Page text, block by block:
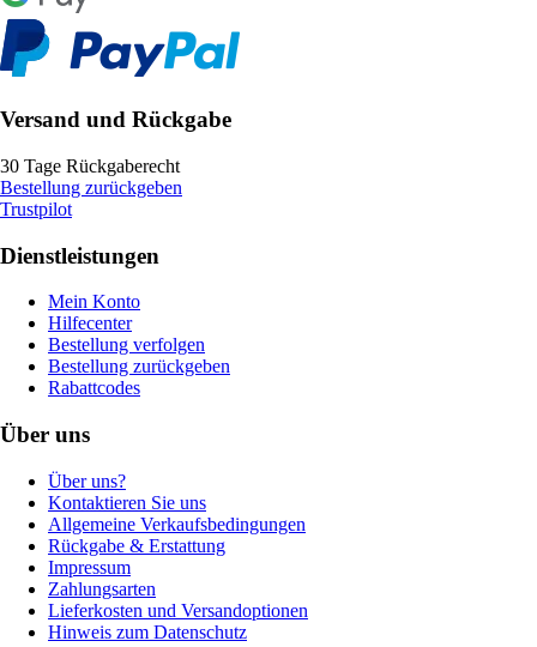
Versand und Rückgabe
30 Tage Rückgaberecht
Bestellung zurückgeben
Trustpilot
Dienstleistungen
Mein Konto
Hilfecenter
Bestellung verfolgen
Bestellung zurückgeben
Rabattcodes
Über uns
Über uns?
Kontaktieren Sie uns
Allgemeine Verkaufsbedingungen
Rückgabe & Erstattung
Impressum
Zahlungsarten
Lieferkosten und Versandoptionen
Hinweis zum Datenschutz